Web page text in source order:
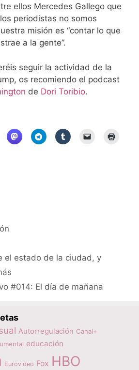
ellos Mercedes Gallego que
periodistas no somos
misión es “contar lo que
a la gente”.
seguir la actividad de la
os recomiendo el podcast
de Dori Toribio.
el estado de la ciudad, y
#014: El día de mañana
Autorregulación Canal+
educación
Eurovideo Fox HBO